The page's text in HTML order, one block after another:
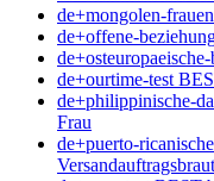
de+mongolen-
de+offene-
de+ourtime-test
de+philippinische-
Frau
de+puerto-